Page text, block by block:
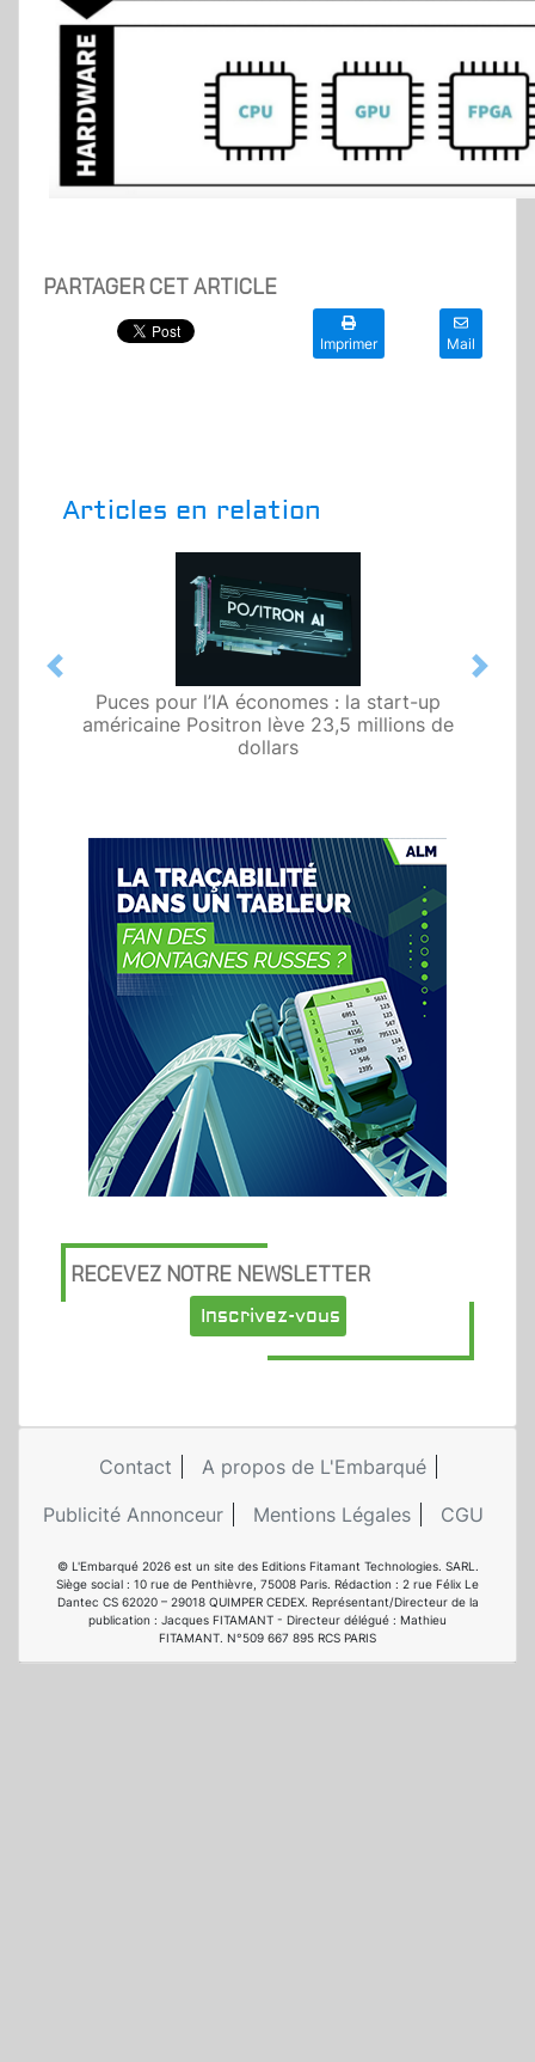
PARTAGER CET ARTICLE
Imprimer Mail
Articles en relation
Puces pour l’IA économes : la start-up
américaine Positron lève 23,5 millions de
dollars
Previous Next
RECEVEZ NOTRE NEWSLETTER
Inscrivez-vous
Contact
A propos de L'Embarqué
Publicité Annonceur
Mentions Légales CGU
© L'Embarqué 2026 est un site des Editions Fitamant Technologies. SARL.
Siège social : 10 rue de Penthièvre, 75008 Paris. Rédaction : 2 rue Félix Le
Dantec CS 62020 – 29018 QUIMPER CEDEX. Représentant/Directeur de la
publication : Jacques FITAMANT - Directeur délégué : Mathieu
FITAMANT. N°509 667 895 RCS PARIS